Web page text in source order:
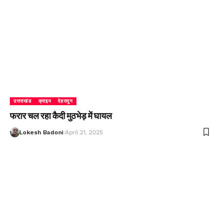
उत्तराखंड क्राइम देहरादून
फरार चल रहा कैदी मुठभेड़ में घायल
Lokesh Badoni April 21, 2025